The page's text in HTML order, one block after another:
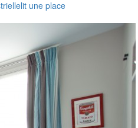
lit une place